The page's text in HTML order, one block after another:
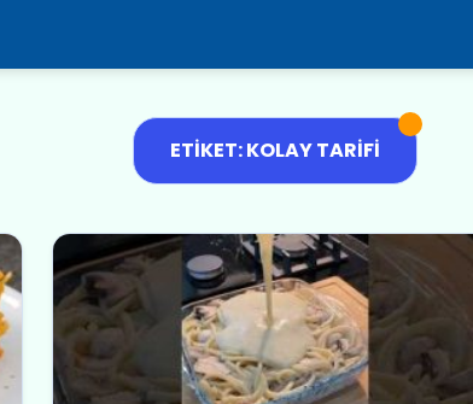
ETIKET: KOLAY TARIFI